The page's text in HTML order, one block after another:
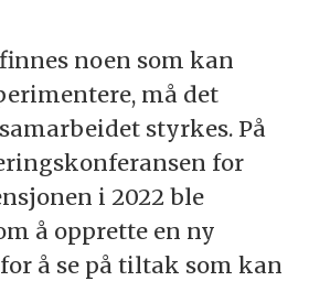
noen som kan
må det
styrkes. På
for
i 2022 ble
å opprette en ny
å se på tiltak som kan